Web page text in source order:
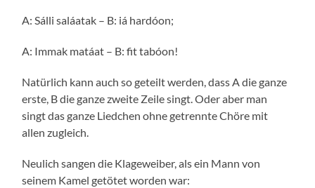
A: Sálli saláatak – B: iá hardóon;
A: Immak matáat – B: fit tabóon!
Natürlich kann auch so geteilt werden, dass A die ganze
erste, B die ganze zweite Zeile singt. Oder aber man
singt das ganze Liedchen ohne getrennte Chöre mit
allen zugleich.
Neulich sangen die Klageweiber, als ein Mann von
seinem Kamel getötet worden war: